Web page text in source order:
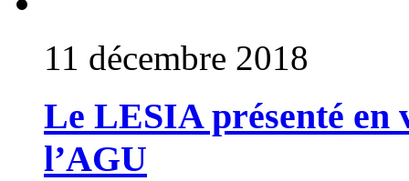
11 décembre 2018
Le LESIA présenté en
l’AGU